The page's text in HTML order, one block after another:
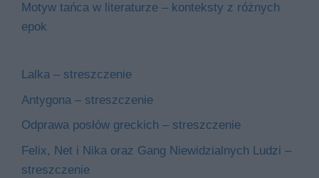
Motyw tańca w literaturze – konteksty z różnych
epok
Lalka – streszczenie
Antygona – streszczenie
Odprawa posłów greckich – streszczenie
Felix, Net i Nika oraz Gang Niewidzialnych Ludzi –
streszczenie